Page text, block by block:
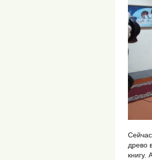
древо
книгу.